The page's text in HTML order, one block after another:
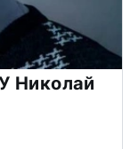
Николай